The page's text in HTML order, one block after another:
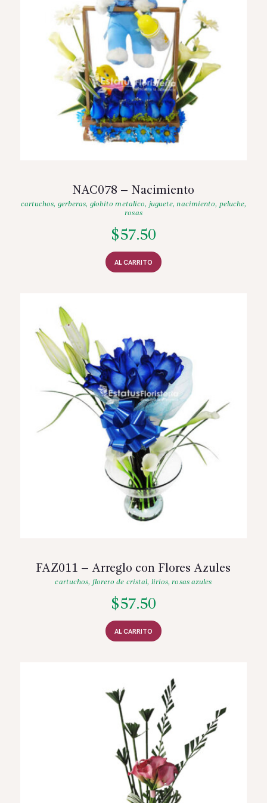
NAC078 – Nacimiento
cartuchos, gerberas, globito metalico, juguete,nacimiento, peluche,
rosas
$57.50
AL CARRITO
FAZ011 – Arreglo con Flores Azules
cartuchos, florero de cristal, lirios,rosas azules
$57.50
AL CARRITO